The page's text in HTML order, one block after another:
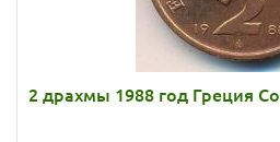
2 драхмы 1988 год Греция